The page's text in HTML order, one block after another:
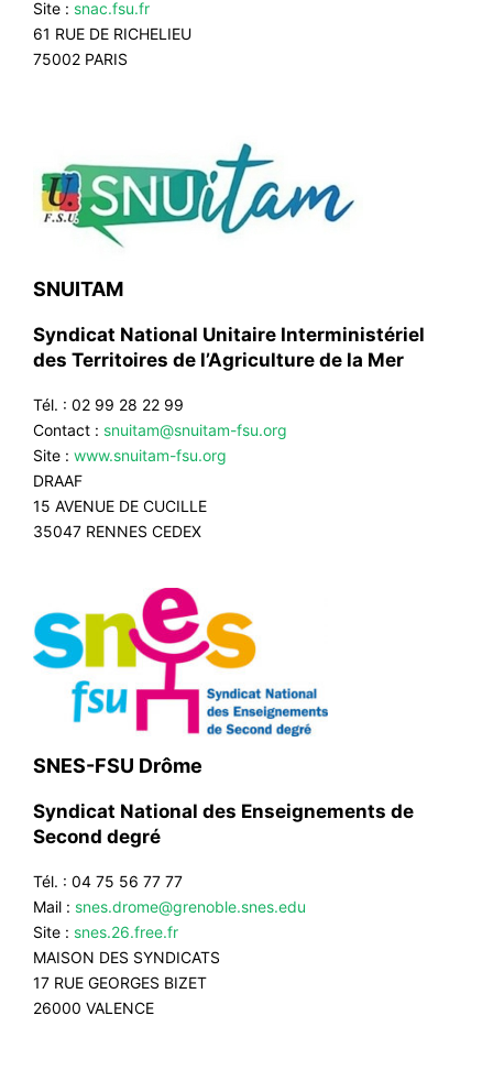
Site : snac.fsu.fr
61 RUE DE RICHELIEU
75002 PARIS
SNUITAM
Syndicat National Unitaire Interministériel
des Territoires de l’Agriculture de la Mer
Tél. : 02 99 28 22 99
Contact : snuitam@snuitam-fsu.org
Site : www.snuitam-fsu.org
DRAAF
15 AVENUE DE CUCILLE
35047 RENNES CEDEX
SNES-FSU Drôme
Syndicat National des Enseignements de
Second degré
Tél. : 04 75 56 77 77
Mail : snes.drome@grenoble.snes.edu
Site : snes.26.free.fr
MAISON DES SYNDICATS
17 RUE GEORGES BIZET
26000 VALENCE